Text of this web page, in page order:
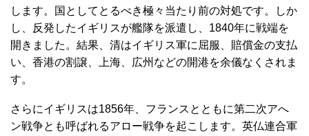
します。国としてとるべき極々当たり前の対処です。しか
し、反発したイギリスが艦隊を派遣し、1840年に戦端を
開きました。結果、清はイギリス軍に屈服、賠償金の支払
い、香港の割譲、上海、広州などの開港を余儀なくされま
す。
さらにイギリスは1856年、フランスとともに第二次アへ
ン戦争とも呼ばれるアロー戦争を起こします。英仏連合軍